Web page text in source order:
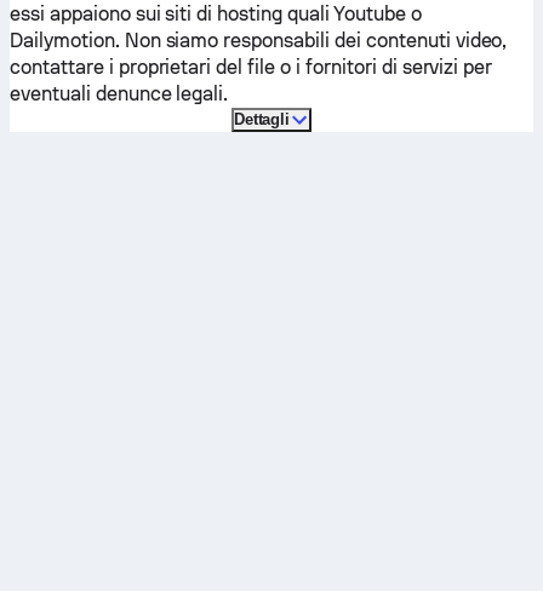
essi appaiono sui siti di hosting quali Youtube o
Dailymotion. Non siamo responsabili dei contenuti video,
contattare i proprietari del file o i fornitori di servizi per
eventuali denunce legali.
Dettagli